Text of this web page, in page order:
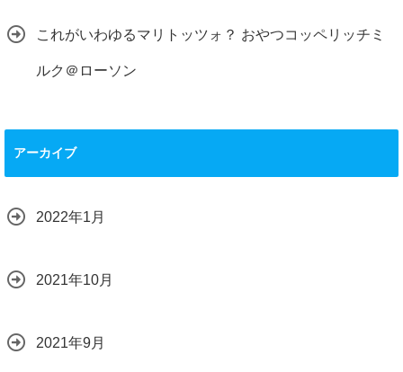
これがいわゆるマリトッツォ？ おやつコッペリッチミ
ルク＠ローソン
アーカイブ
2022年1月
2021年10月
2021年9月